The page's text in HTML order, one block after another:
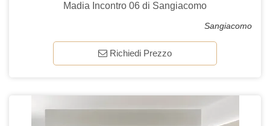
Madia Incontro 06 di Sangiacomo
Sangiacomo
Richiedi Prezzo